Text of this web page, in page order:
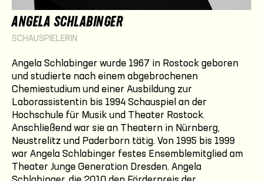
ANGELA SCHLABINGER
SCHAUSPIELERIN
Angela Schlabinger wurde 1967 in Rostock geboren
und studierte nach einem abgebrochenen
Chemiestudium und einer Ausbildung zur
Laborassistentin bis 1994 Schauspiel an der
Hochschule für Musik und Theater Rostock.
Anschließend war sie an Theatern in Nürnberg,
Neustrelitz und Paderborn tätig. Von 1995 bis 1999
war Angela Schlabinger festes Ensemblemitglied am
Theater Junge Generation Dresden. Angela